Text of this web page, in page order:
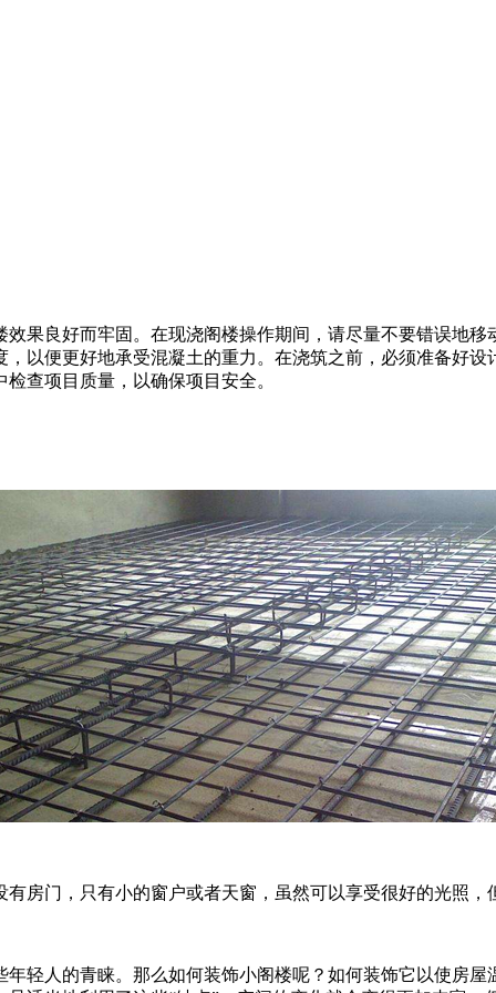
果良好而牢固。在现浇阁楼操作期间，请尽量不要错误地
以便更好地承受混凝土的重力。在浇筑之前，必须准备好
查项目质量，以确保项目安全。
房门，只有小的窗户或者天窗，虽然可以享受很好的光照
轻人的青睐。那么如何装饰小阁楼呢？如何装饰它以使房